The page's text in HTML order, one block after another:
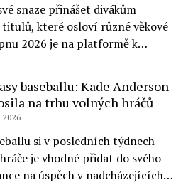
snaze přinášet divákům
které osloví různé věkové
2026 je na platformě k…
baseballu: Kade Anderson
na trhu volných hráčů
2026
si v posledních týdnech
je vhodné přidat do svého
na úspěch v nadcházejících…